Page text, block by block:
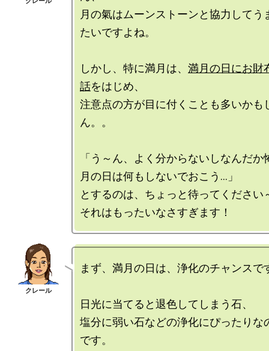
月の氣はムーンストーンと協力してう
たいですよね。
しかし、特に満月は、 満月の日にお財
話をはじめ、
注意点の方が目に付くことも多いかも
ん。。
「う～ん、よく分からないしなんだか
月の日は何もしないでおこう…」
とするのは、ちょっと待ってください
まず、満月の日は、浄化のチャンスで
日光に当てると退色してしまう石、
塩分に弱い石などの浄化にぴったりな
です。